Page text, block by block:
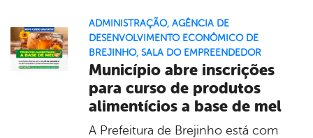
ADMINISTRAÇÃO, AGÊNCIA DE
DESENVOLVIMENTO ECONÔMICO DE
BREJINHO, SALA DO EMPREENDEDOR
Município abre inscrições
para curso de produtos
alimentícios a base de mel
A Prefeitura de Brejinho está com